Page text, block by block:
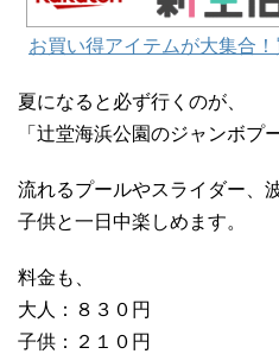
お買い得アイテムが大集合
夏になると必ず行くのが、
「辻堂海浜公園のジャンボプ
流れるプールやスライダー、
子供と一日中楽しめます。
料金も、
大人：８３０円
子供：２１０円